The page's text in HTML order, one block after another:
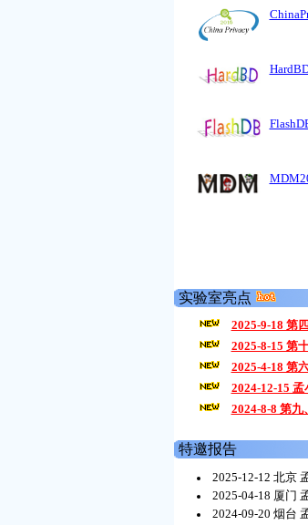
实验室亮点
2025-9-18 第
2025-8-15 第
2025-4-18 第
2024-12-15
2024-8-8 第
特邀报告
2025-12-12 北京
2025-04-18 厦门
2024-09-20 烟台